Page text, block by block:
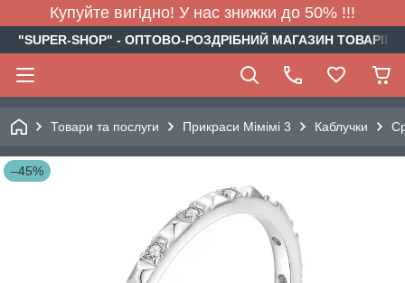
Купуйте вигідно! У нас знижки до 50% !!!
"SUPER-SHOP" - ОПТОВО-РОЗДРІБНИЙ МАГАЗИН
Товари та послуги Прикраси Мімімі 3 Каблучки
–45%